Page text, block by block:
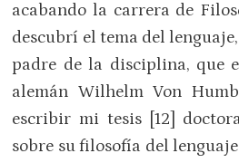
acabando la carrera de
descubrí el tema del
padre de la disciplina, que
alemán Wilhelm Von
escribir mi tesis [12]
sobre su filosofía del